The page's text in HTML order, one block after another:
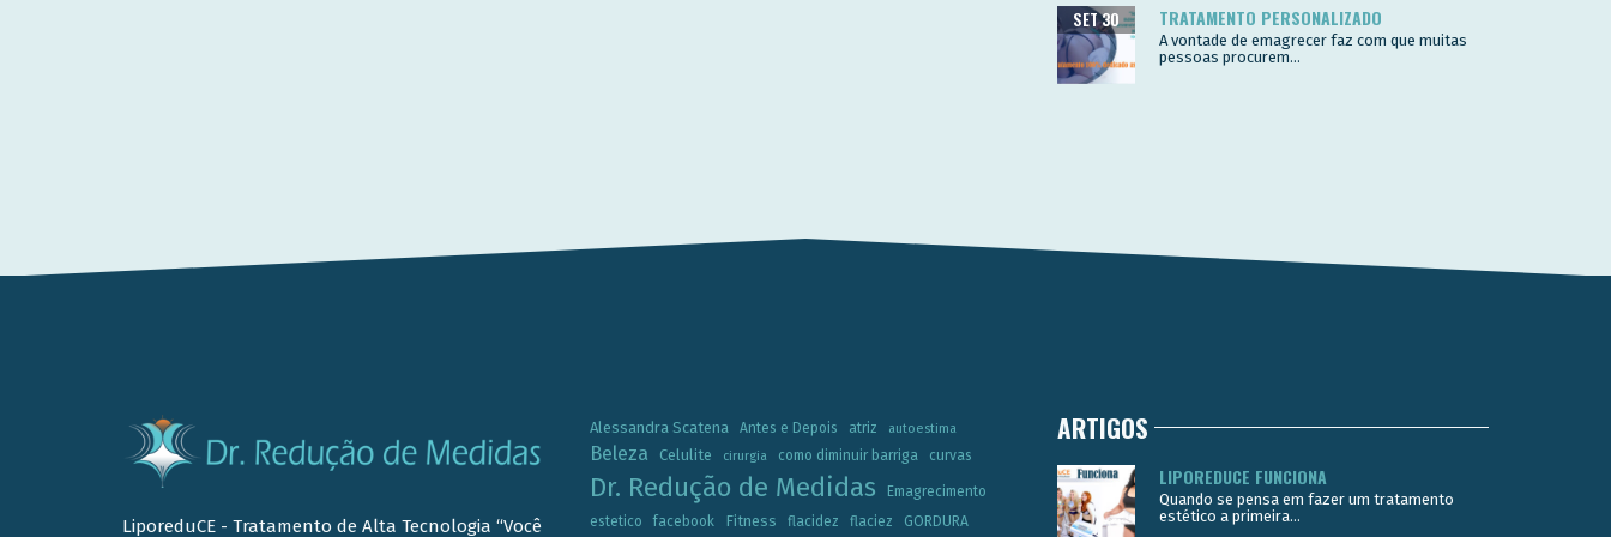
TRATAMENTO PERSONALIZADO
SET 30
A vontade de emagrecer faz com que muitas
pessoas procurem...
LiporeduCE - Tratamento de Alta Tecnologia “Você
Alessandra Scatena Antes e Depois atriz autoestima
Beleza Celulite cirurgia como diminuir barriga curvas
Dr. Redução de Medidas
Emagrecimento
estetico
facebook Fitness flacidez flaciez GORDURA
ARTIGOS
LIPOREDUCE FUNCIONA
Quando se pensa em fazer um tratamento
estético a primeira...